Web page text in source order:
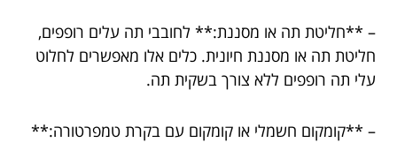
– **חליטת תה או מסננת:** לחובבי תה עלים רופפים,
חליטת תה או מסננת חיונית. כלים אלו מאפשרים לחלוט
עלי תה רופפים ללא צורך בשקית תה.
– **קומקום חשמלי או קומקום עם בקרת טמפרטורה:**